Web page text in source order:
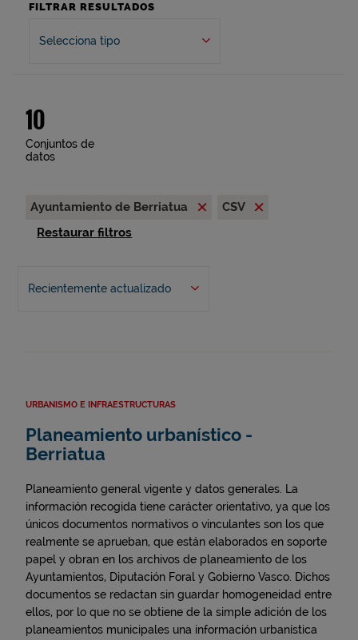
FILTRAR RESULTADOS
Selecciona tipo
10
Conjuntos de
datos
Ayuntamiento de Berriatua
CSV
Restaurar filtros
Recientemente actualizado
URBANISMO E INFRAESTRUCTURAS
Planeamiento urbanístico -
Berriatua
Planeamiento general vigente y datos generales. La
información recogida tiene carácter orientativo, ya que los
únicos documentos normativos o vinculantes son los que
realmente se aprueban, que están elaborados en soporte
papel y obran en los archivos de planeamiento de los
Ayuntamientos, Diputación Foral y Gobierno Vasco. Dichos
documentos se redactan sin guardar homogeneidad entre
ellos, por lo que no se obtiene de la simple adición de los
planeamientos municipales una información urbanística